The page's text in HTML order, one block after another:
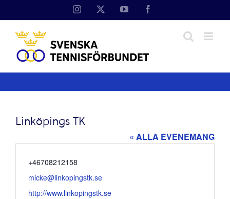
Instagram YouTube
Linköpings TK
« ALLA EVENEMANG
Telefonnummer
+46708212158
Email
micke@linkopingstk.se
Website
http://www.linkopingstk.se